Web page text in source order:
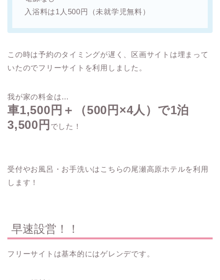
入浴料は1人500円（未就学児無料）
この時は予約のタイミングが遅く、区画サイトは埋まって
いたのでフリーサイトを利用しました。
我が家の料金は…
車1,500円＋（500円×4人）で1泊
3,500円 でした！
受付やお風呂・お手洗いはこちらの尾瀬高原ホテルを利用
します！
早速設営！！
フリーサイトは基本的にはゲレンデです。